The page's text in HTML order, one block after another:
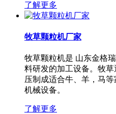
了解更多
牧草颗粒机厂家
牧草颗粒机是 山东金格
料研发的加工设备。牧
压制成适合牛、羊，马
机械设备。
了解更多